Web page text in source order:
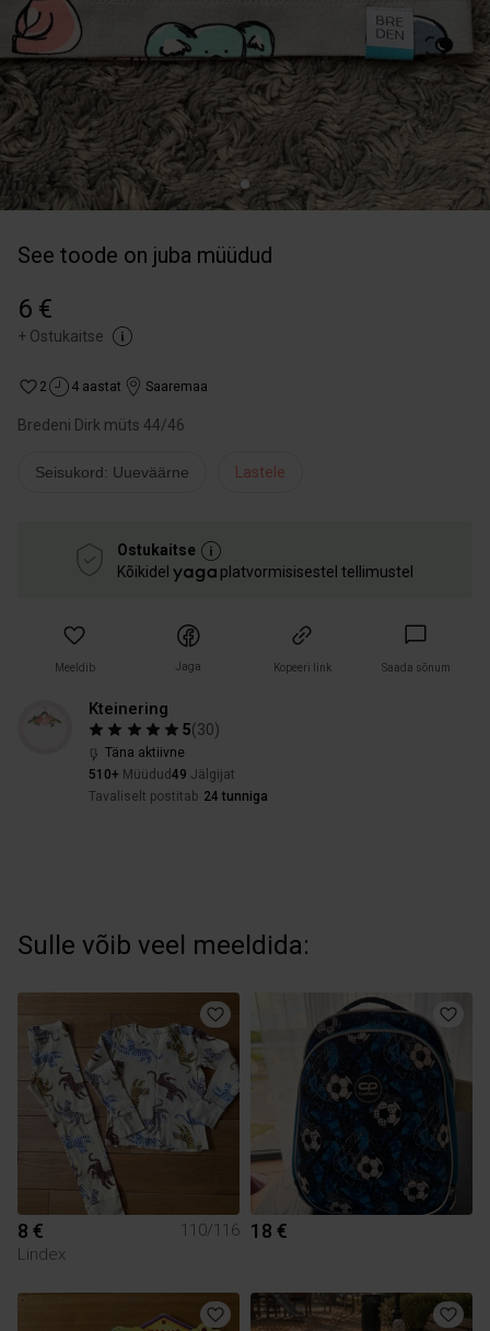
See toode on juba müüdud
6 €
+ Ostukaitse
2 4 aastat Saaremaa
Bredeni Dirk müts 44/46
Seisukord: Uueväärne Lastele
Ostukaitse
Kõikidel
platvormisisestel tellimustel
Meeldib Jaga Kopeeri link Saada sõnum
Kteinering
5(30)
Täna aktiivne
510+ Müüdud 49 Jälgijat
Tavaliselt postitab 24 tunniga
Sulle võib veel meeldida:
8 €
110/116
Lindex
18 €